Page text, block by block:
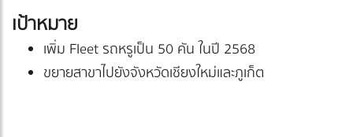
เป้าหมาย
เพิ่ม Fleet รถหรูเป็น 50 คัน ในปี 2568
ขยายสาขาไปยังจังหวัดเชียงใหม่และภูเก็ต